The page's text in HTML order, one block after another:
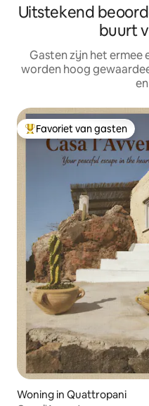
Uitstekend
buurt
Gasten zijn het ermee
worden hoog
Topfavoriet van gasten
Favoriet van gasten
Woning in Quattropani